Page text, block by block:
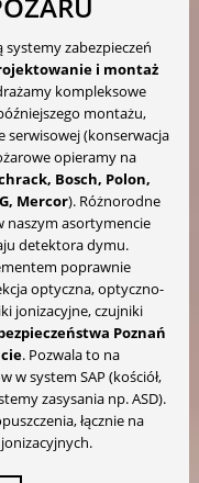
systemy zabezpieczeń
i montaż
kompleksowe
montażu,
serwisowej (konserwacja
opieramy na
Bosch, Polon,
Mercor). Różnorodne
naszym asortymencie
detektora dymu.
poprawnie
optyczna, optyczno-
jonizacyjne, czujniki
Poznań
. Pozwala to na
w system SAP (kościół,
zasysania np. ASD).
łącznie na